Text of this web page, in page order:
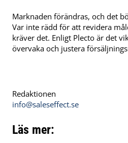
Marknaden förändras, och det
Var inte rädd för att revidera
kräver det. Enligt Plecto är det
övervaka och justera
Redaktionen
info@saleseffect.se
Läs mer: